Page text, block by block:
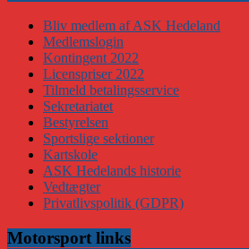
Bliv medlem af ASK Hedeland
Medlemslogin
Kontingent 2022
Licenspriser 2022
Tilmeld betalingsservice
Sekretariatet
Bestyrelsen
Sportslige sektioner
Kartskole
ASK Hedelands historie
Vedtægter
Privatlivspolitik (GDPR)
Motorsport links